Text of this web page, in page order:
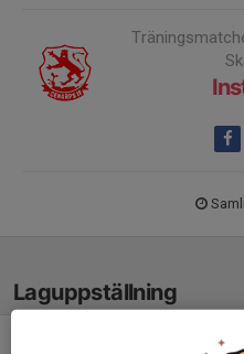
Laguppställning